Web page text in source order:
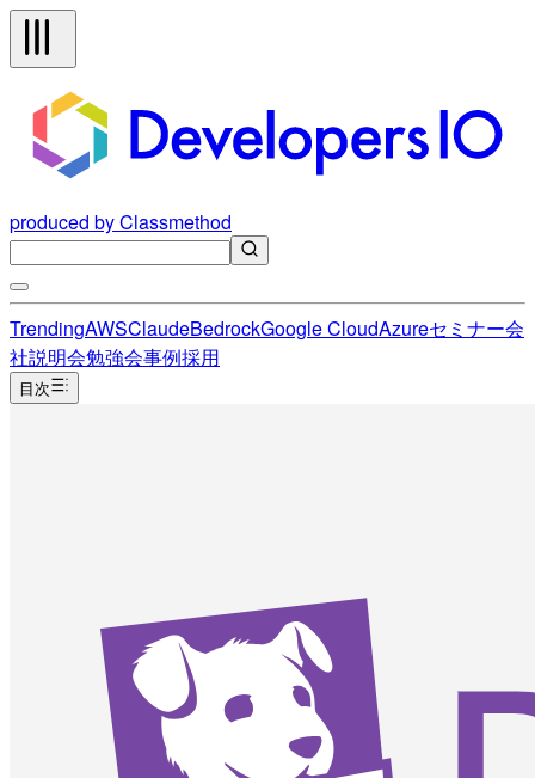
produced by Classmethod
TrendingAWSClaudeBedrockGoogle CloudAzureセミナー会
社説明会勉強会事例採用
目次